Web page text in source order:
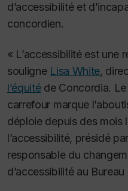
d’accessibilité et
concordien.
« L’accessibilité est une
souligne Lisa White,
l’équitéde Concordia. Le
carrefour marque
déploie depuis des mois
l’accessibilité, présidé
responsable du
d’accessibilité au Bureau